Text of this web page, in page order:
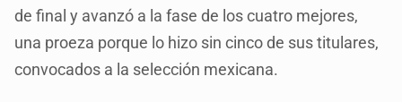
de final y avanzó a la fase de los cuatro mejores,
una proeza porque lo hizo sin cinco de sus titulares,
convocados a la selección mexicana.